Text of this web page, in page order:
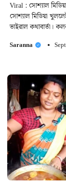
Viral : সোশ্যাল
সোশ্যাল মিডিয়া
ভাইরাল কথাবার্তা।
Saranna